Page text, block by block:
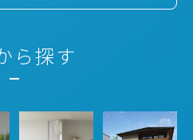
ら探す